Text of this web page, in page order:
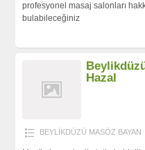
profesyonel masaj salonları
bulabileceğiniz
Hazal
BEYLİKDÜZÜ MASÖZ BAYAN